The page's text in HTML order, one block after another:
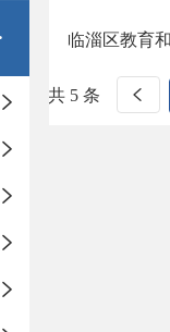
临淄区教育
共 5 条